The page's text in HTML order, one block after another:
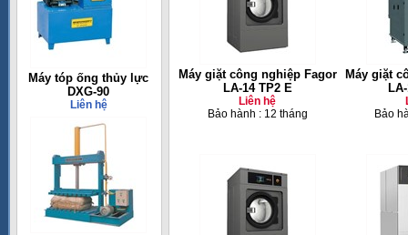
Máy tóp ống thủy lực
DXG-90
Liên hệ
Máy giặt công nghiệp Fagor
LA-14 TP2 E
Liên hệ
Bảo hành : 12 tháng
Máy giặt
Bảo